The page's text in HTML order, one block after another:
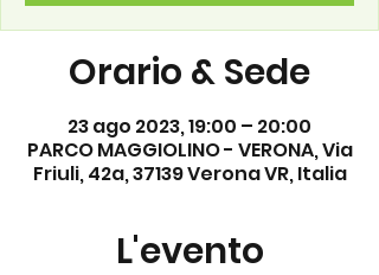
Orario & Sede
23 ago 2023, 19:00 – 20:00
PARCO MAGGIOLINO - VERONA, Via
Friuli, 42a, 37139 Verona VR, Italia
L'evento